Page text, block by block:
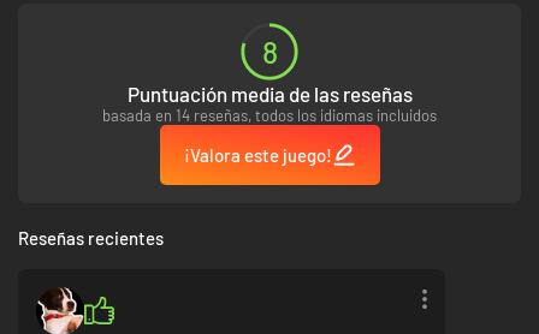
8
Puntuación media de las reseñas
basada en 14 reseñas, todos los idiomas incluidos
¡Valora este juego!
Reseñas recientes